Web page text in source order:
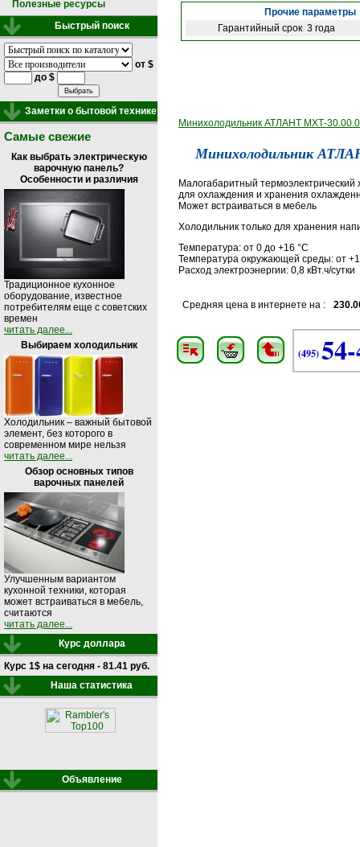
Полезные ресурсы
Быстрый поиск
от $
до $
Заметки о бытовой технике
Самые свежие
Как выбрать электрическую
варочную панель?
Особенности и различия
Традиционное кухонное
оборудование, известное
потребителям еще с советских
времен
читать далее...
Выбираем холодильник
Холодильник – важный бытовой
элемент, без которого в
современном мире нельзя
читать далее...
Обзор основных типов
варочных панелей
Улучшенным вариантом
кухонной техники, которая
может встраиваться в мебель,
считаются
читать далее...
Курс доллара
Курс 1$ на сегодня - 81.41 руб.
Наша статистика
Объявление
Прочие параметры
Гарантийный срок 3 года
Минихолодильник АТЛАНТ МХТ-
Минихолодильник
Малогабаритный термоэлектрический
для охлаждения и хранения
Может встраиваться в мебель
Холодильник только для хранения
Температура: от 0 до +16 °C
Температура окружающей среды: от
Расход электроэнергии: 0,8 кВт.ч/сутки
Средняя цена в интернете на :
(495)